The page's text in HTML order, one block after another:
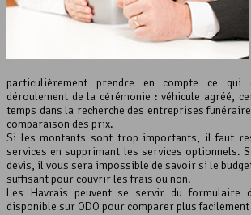
particulièrement prendre en compte ce
déroulement de la cérémonie : véhicule agréé,
temps dans la recherche des entreprises
comparaison des prix.
Si les montants sont trop importants, il faut
services en supprimant les services optionnels.
devis, il vous sera impossible de savoir si le
suffisant pour couvrir les frais ou non.
Les Havrais peuvent se servir du formulaire
disponible sur ODO pour comparer plus